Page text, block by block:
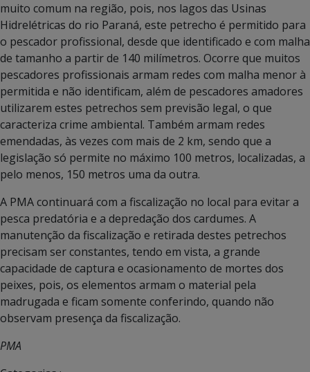
muito comum na região, pois, nos lagos das Usinas
Hidrelétricas do rio Paraná, este petrecho é permitido para
o pescador profissional, desde que identificado e com malha
de tamanho a partir de 140 milímetros. Ocorre que muitos
pescadores profissionais armam redes com malha menor à
permitida e não identificam, além de pescadores amadores
utilizarem estes petrechos sem previsão legal, o que
caracteriza crime ambiental. Também armam redes
emendadas, às vezes com mais de 2 km, sendo que a
legislação só permite no máximo 100 metros, localizadas, a
pelo menos, 150 metros uma da outra.
A PMA continuará com a fiscalização no local para evitar a
pesca predatória e a depredação dos cardumes. A
manutenção da fiscalização e retirada destes petrechos
precisam ser constantes, tendo em vista, a grande
capacidade de captura e ocasionamento de mortes dos
peixes, pois, os elementos armam o material pela
madrugada e ficam somente conferindo, quando não
observam presença da fiscalização.
PMA